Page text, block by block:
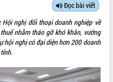
Đọc bài viết
nghị đối thoại doanh nghiệp về
nhằm tháo gỡ khó khăn, vướng
hội nghị có đại diện hơn 200 doanh